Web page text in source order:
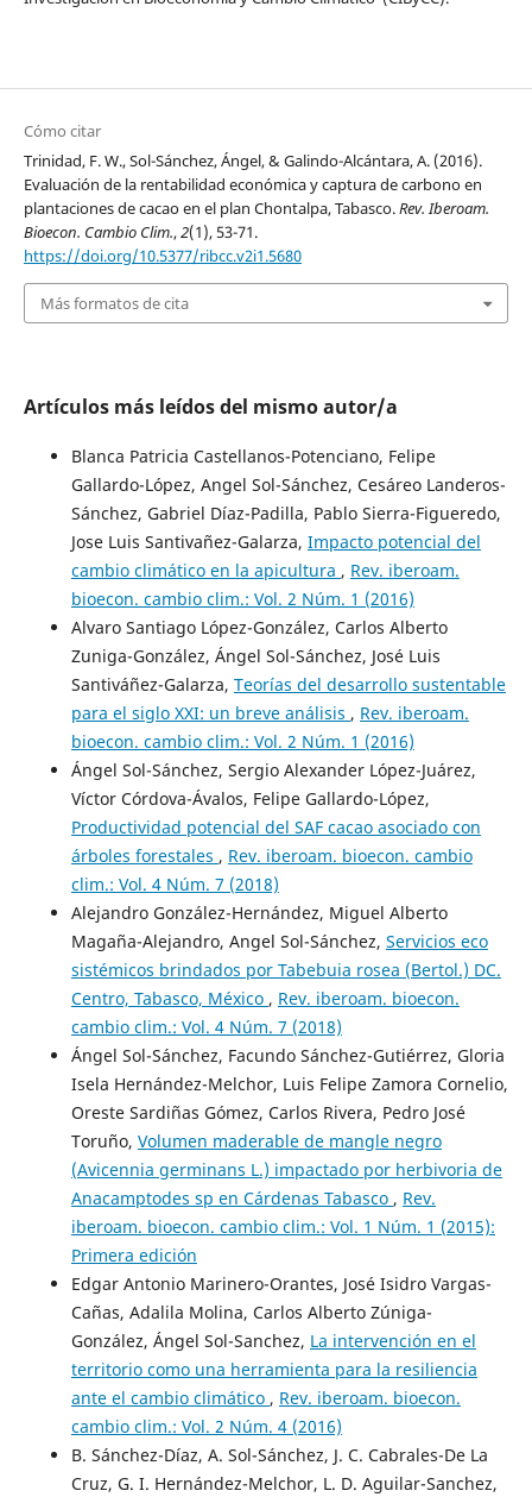
Cómo citar
Trinidad, F. W., Sol-Sánchez, Ángel, & Galindo-Alcántara, A. (2016).
Evaluación de la rentabilidad económica y captura de carbono en
plantaciones de cacao en el plan Chontalpa, Tabasco.Rev. Iberoam.
Bioecon. Cambio Clim.,2(1), 53-71.
https://doi.org/10.5377/ribcc.v2i1.5680
Más formatos de cita
Artículos más leídos del mismo autor/a
Blanca Patricia Castellanos-Potenciano, Felipe
Gallardo-López, Angel Sol-Sánchez, Cesáreo Landeros-
Sánchez, Gabriel Díaz-Padilla, Pablo Sierra-Figueredo,
Jose Luis Santivañez-Galarza, Impacto potencial del
cambio climático en la apicultura , Rev. iberoam.
bioecon. cambio clim.: Vol. 2 Núm. 1 (2016)
Alvaro Santiago López-González, Carlos Alberto
Zuniga-González, Ángel Sol-Sánchez, José Luis
Santiváñez-Galarza, Teorías del desarrollo sustentable
para el siglo XXI: un breve análisis , Rev. iberoam.
bioecon. cambio clim.: Vol. 2 Núm. 1 (2016)
Ángel Sol-Sánchez, Sergio Alexander López-Juárez,
Víctor Córdova-Ávalos, Felipe Gallardo-López,
Productividad potencial del SAF cacao asociado con
árboles forestales , Rev. iberoam. bioecon. cambio
clim.: Vol. 4 Núm. 7 (2018)
Alejandro González-Hernández, Miguel Alberto
Magaña-Alejandro, Angel Sol-Sánchez, Servicios eco
sistémicos brindados por Tabebuia rosea (Bertol.) DC.
Centro, Tabasco, México , Rev. iberoam. bioecon.
cambio clim.: Vol. 4 Núm. 7 (2018)
Ángel Sol-Sánchez, Facundo Sánchez-Gutiérrez, Gloria
Isela Hernández-Melchor, Luis Felipe Zamora Cornelio,
Oreste Sardiñas Gómez, Carlos Rivera, Pedro José
Toruño, Volumen maderable de mangle negro
(Avicennia germinans L.) impactado por herbivoria de
Anacamptodes sp en Cárdenas Tabasco , Rev.
iberoam. bioecon. cambio clim.: Vol. 1 Núm. 1 (2015):
Primera edición
Edgar Antonio Marinero-Orantes, José Isidro Vargas-
Cañas, Adalila Molina, Carlos Alberto Zúniga-
González, Ángel Sol-Sanchez, La intervención en el
territorio como una herramienta para la resiliencia
ante el cambio climático , Rev. iberoam. bioecon.
cambio clim.: Vol. 2 Núm. 4 (2016)
B. Sánchez-Díaz, A. Sol-Sánchez, J. C. Cabrales-De La
Cruz, G. I. Hernández-Melchor, L. D. Aguilar-Sanchez,